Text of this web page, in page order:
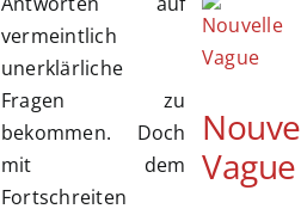
vermeintlich
unerklärliche
Fragen zu
bekommen. Doch
mit dem
Fortschreiten
Vague